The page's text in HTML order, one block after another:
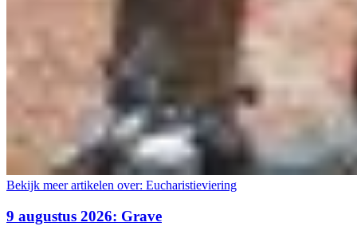
Bekijk meer artikelen over: Eucharistieviering
9 augustus 2026: Grave